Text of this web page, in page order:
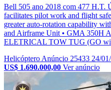
Bell 505 ano 2018 com 477 H.T.
facilitates pilot work and flight
greater auto-rotation capability
and Airframe Unit • GMA 350H
ELETRICAL TOW TUG (GO
Helicóptero Anúncio 25433 24/
US$ 1.690.000,00 Ver anúncio